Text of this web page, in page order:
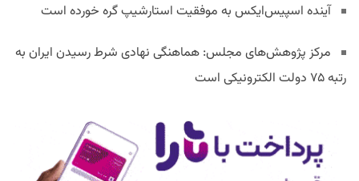
آینده اسپیس‌ایکس به موفقیت استارشیپ گره خورده است
مرکز پژوهش‌های مجلس: هماهنگی نهادی شرط رسیدن ایران به
رتبه ۷۵ دولت الکترونیکی است